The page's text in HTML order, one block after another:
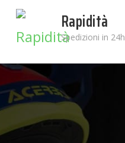
Rapidità
Spedizioni in 24h